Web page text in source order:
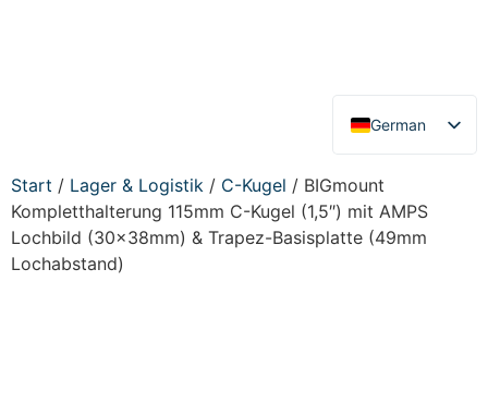
German
English
Start / Lager & Logistik / C-Kugel / BIGmount
Kompletthalterung 115mm C-Kugel (1,5″) mit AMPS
Lochbild (30x38mm) & Trapez-Basisplatte (49mm
Lochabstand)